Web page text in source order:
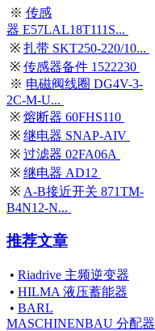
※ 传感
器 E57LAL18T111S...
※ 扎带 SKT250-220/10...
※ 传感器备件 1522230
※ 电磁阀线圈 DG4V-3-
2C-M-U...
※ 熔断器 60FHS110
※ 继电器 SNAP-AIV
※ 过滤器 02FA06A
※ 继电器 AD12
※ A-B接近开关 871TM-
B4N12-N...
推荐文章
• Riadrive 主频逆变器
• HILMA 液压蓄能器
• BARL
MASCHINENBAU 分配器